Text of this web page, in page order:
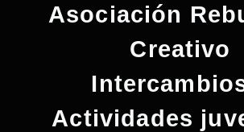
Asociación
Creativo
Actividades